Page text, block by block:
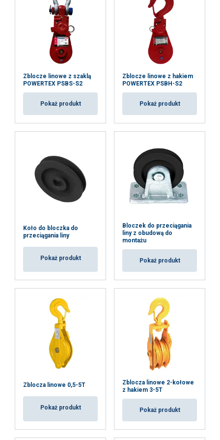
Zblocze linowe z szaklą
POWERTEX PSBS-S2
Pokaż produkt
Zblocze linowe z hakiem
POWERTEX PSBH-S2
Pokaż produkt
Koło do bloczka do
przeciągania liny
Pokaż produkt
Bloczek do przeciągania
liny z obudową do
montażu
Pokaż produkt
Zblocza linowe 0,5-5T
Pokaż produkt
Zblocza linowe 2-kołowe
z hakiem 3-5T
Pokaż produkt
Funkcjonalność Niesklasyfikowane
AKCEPTUJ WSZYSTKIE
ODRZUĆ WSZYSTKIE
POKAŻ SZCZEGÓŁY